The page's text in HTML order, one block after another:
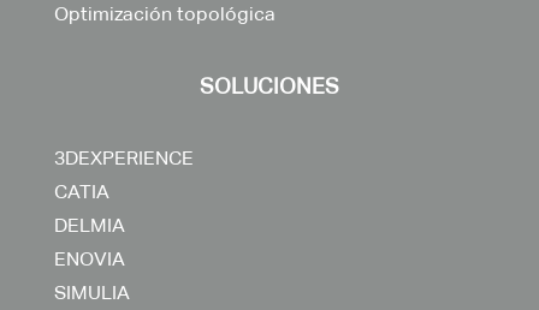
Optimización topológica
SOLUCIONES
3DEXPERIENCE
CATIA
DELMIA
ENOVIA
SIMULIA